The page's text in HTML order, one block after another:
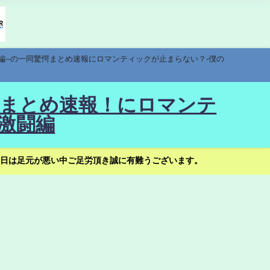
の一同驚愕まとめ速報にロマンティックが止まらない？-僕の
とめ速報！にロマンテ
闘編
足元が悪い中ご足労頂き誠に有難うございます。